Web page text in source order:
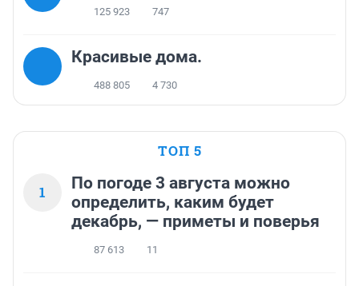
125 923 747
Красивые дома.
488 805 4 730
ТОП 5
1
По погоде 3 августа можно
определить, каким будет
декабрь, — приметы и поверья
87 613 11